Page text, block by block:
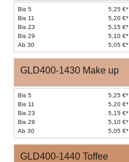
Bis 5
5,25 €*
Bis 11
5,20 €*
Bis 23
5,15 €*
Bis 29
5,10 €*
Ab 30
5,05 €*
GLD400-1430 Make up
Bis 5
5,25 €*
Bis 11
5,20 €*
Bis 23
5,15 €*
Bis 29
5,10 €*
Ab 30
5,05 €*
GLD400-1440 Toffee